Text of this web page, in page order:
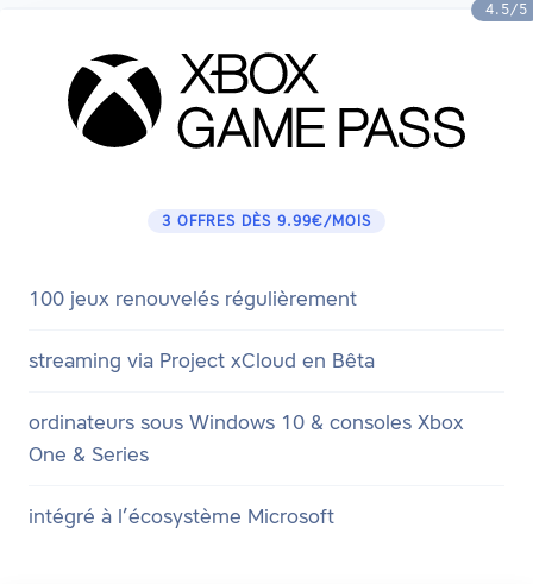
4.5/5
3 OFFRES DÈS 9.99€/MOIS
100 jeux renouvelés régulièrement
streaming via Project xCloud en Bêta
ordinateurs sous Windows 10 & consoles Xbox
One & Series
intégré à l’écosystème Microsoft